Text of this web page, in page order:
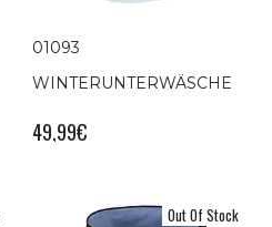
01093
WINTERUNTERWÄSCHE
49,99€
Out Of Stock